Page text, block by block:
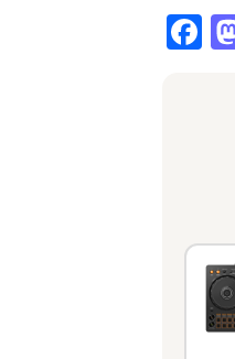
F
o
k